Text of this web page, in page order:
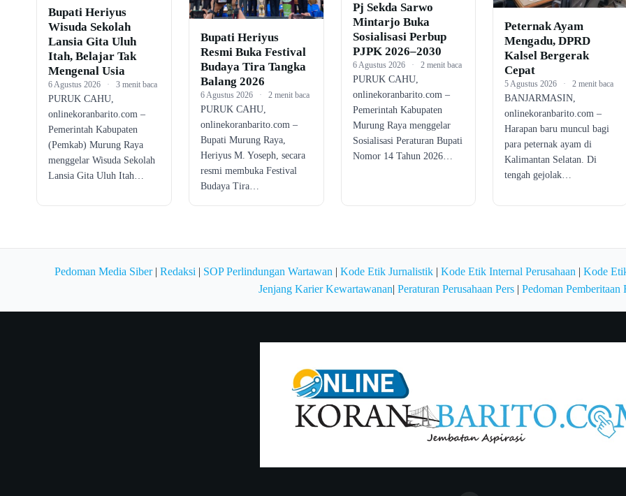
Bupati Heriyus
Wisuda Sekolah
Lansia Gita Uluh
Itah, Belajar Tak
Mengenal Usia
6 Agustus 2026 · 3 menit baca
PURUK CAHU,
onlinekoranbarito.com –
Pemerintah Kabupaten
(Pemkab) Murung Raya
menggelar Wisuda Sekolah
Lansia Gita Uluh Itah…
Bupati Heriyus
Resmi Buka Festival
Budaya Tira Tangka
Balang 2026
6 Agustus 2026 · 2 menit baca
PURUK CAHU,
onlinekoranbarito.com –
Bupati Murung Raya,
Heriyus M. Yoseph, secara
resmi membuka Festival
Budaya Tira…
Pj Sekda Sarwo
Mintarjo Buka
Sosialisasi Perbup
PJPK 2026–2030
6 Agustus 2026 · 2 menit baca
PURUK CAHU,
onlinekoranbarito.com –
Pemerintah Kabupaten
Murung Raya menggelar
Sosialisasi Peraturan Bupati
Nomor 14 Tahun 2026…
Peternak Ayam
Mengadu, DPRD
Kalsel Bergerak
Cepat
5 Agustus 2026 · 2 menit baca
BANJARMASIN,
onlinekoranbarito.com –
Harapan baru muncul bagi
para peternak ayam di
Kalimantan Selatan. Di
tengah gejolak…
Pedoman Media Siber| Redaksi | SOP Perlindungan Wartawan | Kode Etik Jurnalistik | Kode Etik Internal Perusahaan | Kode
Jenjang Karier Kewartawanan| Peraturan Perusahaan Pers| Pedoman Pemberitaan